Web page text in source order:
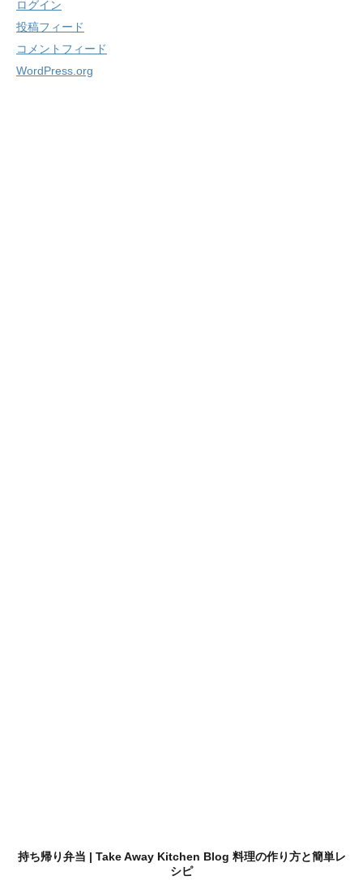
ログイン
投稿フィード
コメントフィード
WordPress.org
持ち帰り弁当 | Take Away Kitchen Blog 料理の作り方と簡単レ
シピ